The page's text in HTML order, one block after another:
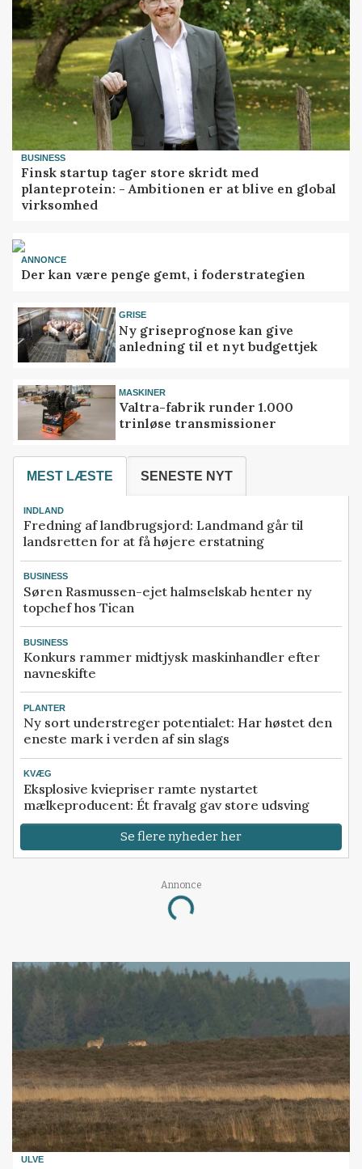
BUSINESS
Finsk startup tager store skridt med
planteprotein: - Ambitionen er at blive en global
virksomhed
ANNONCE
Der kan være penge gemt, i foderstrategien
GRISE
Ny griseprognose kan give
anledning til et nyt budgettjek
MASKINER
Valtra-fabrik runder 1.000
trinløse transmissioner
MEST LÆSTE SENESTE NYT
INDLAND
Fredning af landbrugsjord: Landmand går til
landsretten for at få højere erstatning
BUSINESS
Søren Rasmussen-ejet halmselskab henter ny
topchef hos Tican
BUSINESS
Konkurs rammer midtjysk maskinhandler efter
navneskifte
PLANTER
Ny sort understreger potentialet: Har høstet den
eneste mark i verden af sin slags
KVÆG
Eksplosive kviepriser ramte nystartet
mælkeproducent: Ét fravalg gav store udsving
Se flere nyheder her
Annonce
Loading...
ULVE